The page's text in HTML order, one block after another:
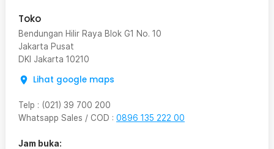
Toko
Bendungan Hilir Raya Blok G1 No. 10
Jakarta Pusat
DKI Jakarta 10210
Lihat google maps
Telp : (021) 39 700 200
Whatsapp Sales / COD : 0896 135 222 00
Jam buka: